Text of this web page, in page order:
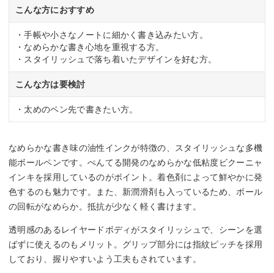
こんな方におすすめ
・手帳や小さなノートに細かく書き込みたい方。
・なめらかな書き心地を重視する方。
・スタイリッシュで落ち着いたデザインを好む方。
こんな方は要検討
・太めのペン先で書きたい方。
なめらかな書き味の油性インクが特徴の、スタイリッシュな多機
能ボールペンです。ぺんてる開発のなめらかな低粘度ビクーニャ
インキを採用しているのがポイント。着色剤によって鮮やかに発
色するのも魅力です。また、新潤滑剤も入っているため、ボール
の回転がなめらか。抵抗が少なく軽く書けます。
透明感のあるレイヤードボディがスタイリッシュで、シーンを選
ばずに使えるのもメリット。グリップ部分には指紋ピッチを採用
しており、握りやすいよう工夫もされています。